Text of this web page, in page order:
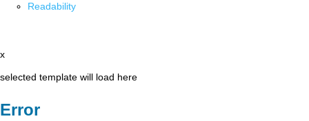
Readability
x
selected template will load here
Error